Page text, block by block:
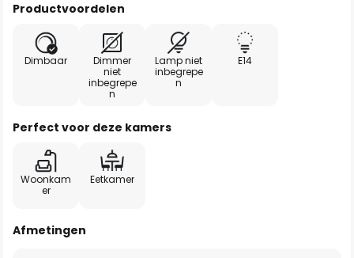
Productvoordelen
Dimbaar
Dimmer
niet
inbegrepe
n
Lamp niet
inbegrepe
n
E14
Perfect voor deze kamers
Woonkam
er
Eetkamer
Afmetingen